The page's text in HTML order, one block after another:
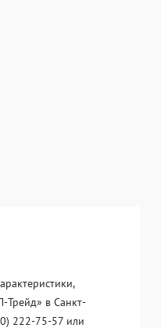
Трейд» в Санкт-
222-75-57 или